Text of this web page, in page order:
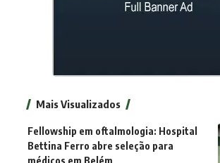
Mais Visualizados
Fellowship em oftalmologia: Hospital
Bettina Ferro abre seleção para
médicos em Belém